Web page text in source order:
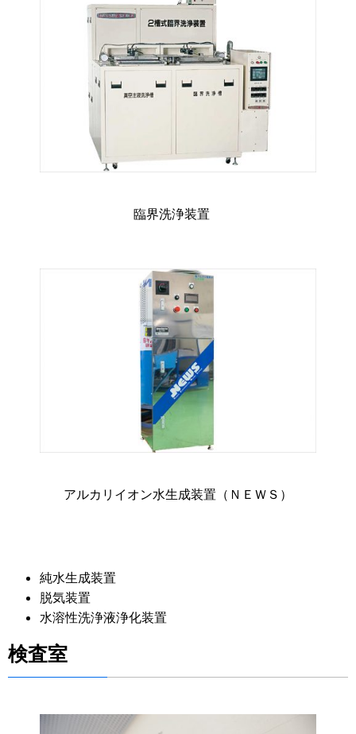
臨界洗浄装置
アルカリイオン水生成装置（ＮＥＷＳ）
純水生成装置
脱気装置
水溶性洗浄液浄化装置
検査室